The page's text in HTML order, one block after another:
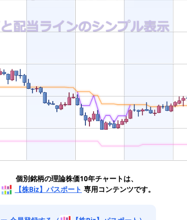
個別銘柄の理論株価10年チャートは、
【株Biz】パスポート 専用コンテンツです。